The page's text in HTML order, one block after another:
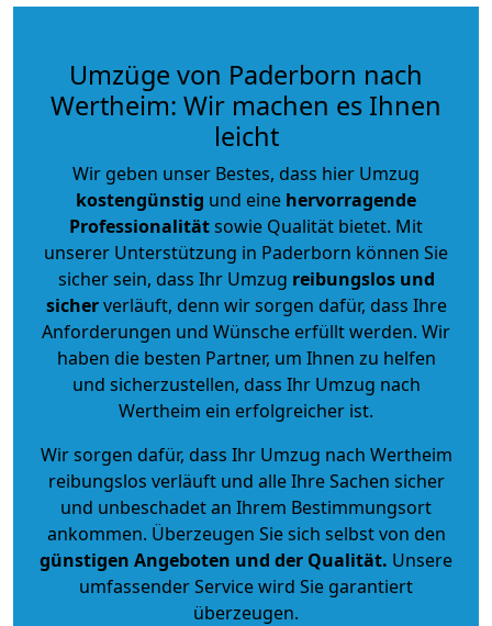
Umzüge von Paderborn nach
Wertheim: Wir machen es Ihnen
leicht
Wir geben unser Bestes, dass hier Umzug
kostengünstig und eine hervorragende
Professionalitätsowie Qualität bietet. Mit
unserer Unterstützung in Paderborn können Sie
sicher sein, dass Ihr Umzug reibungslos und
sicherverläuft, denn wir sorgen dafür, dass Ihre
Anforderungen und Wünsche erfüllt werden. Wir
haben die besten Partner, um Ihnen zu helfen
und sicherzustellen, dass Ihr Umzug nach
Wertheim ein erfolgreicher ist.
Wir sorgen dafür, dass Ihr Umzug nach Wertheim
reibungslos verläuft und alle Ihre Sachen sicher
und unbeschadet an Ihrem Bestimmungsort
ankommen. Überzeugen Sie sich selbst von den
günstigen Angeboten und der Qualität. Unsere
umfassender Service wird Sie garantiert
überzeugen.